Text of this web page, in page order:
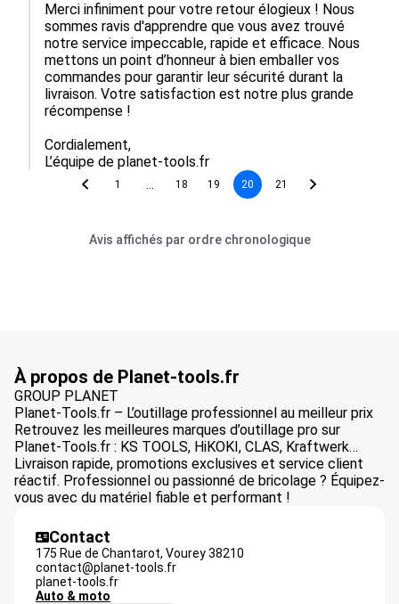
Merci infiniment pour votre retour élogieux ! Nous
sommes ravis d'apprendre que vous avez trouvé
notre service impeccable, rapide et efficace. Nous
mettons un point d’honneur à bien emballer vos
commandes pour garantir leur sécurité durant la
livraison. Votre satisfaction est notre plus grande
récompense !
Cordialement,
L’équipe de planet-tools.fr
1 18 19 20 21
Avis affichés par ordre chronologique
À propos de Planet-tools.fr
GROUP PLANET
Planet-Tools.fr – L’outillage professionnel au meilleur prix
Retrouvez les meilleures marques d’outillage pro sur
Planet-Tools.fr : KS TOOLS, HiKOKI, CLAS, Kraftwerk…
Livraison rapide, promotions exclusives et service client
réactif. Professionnel ou passionné de bricolage ? Équipez-
vous avec du matériel fiable et performant !
Contact
175 Rue de Chantarot, Vourey38210
contact@planet-tools.fr
planet-tools.fr
Auto & moto